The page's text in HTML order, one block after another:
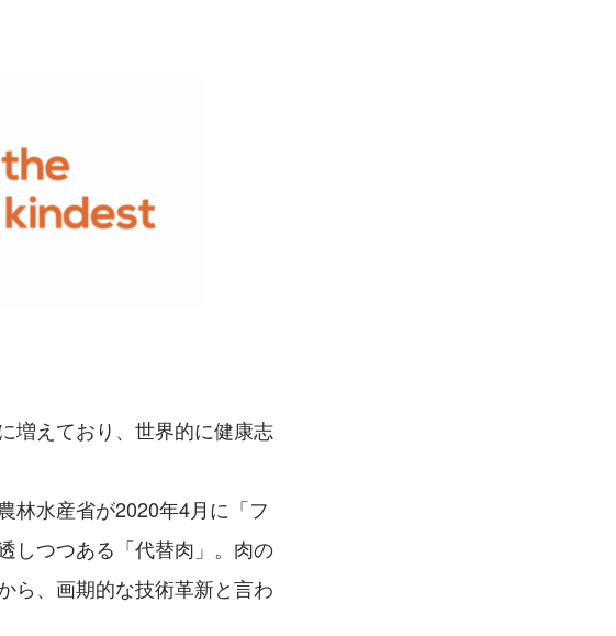
増えており、世界的に健康志
林水産省が2020年4月に「フ
しつつある「代替肉」。肉の
ら、画期的な技術革新と言わ